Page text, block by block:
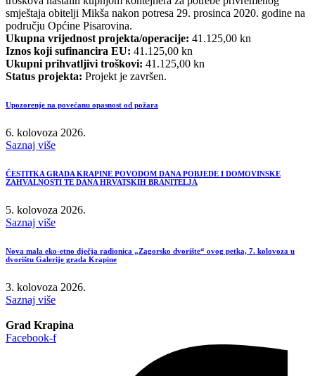
smještaja obitelji Mikša nakon potresa 29. prosinca 2020. godine na
području Općine Pisarovina.
Ukupna vrijednost projekta/operacije: 41.125,00 kn
Iznos koji sufinancira EU: 41.125,00 kn
Ukupni prihvatljivi troškovi: 41.125,00 kn
Status projekta: Projekt je završen.
Upozorenje na povećanu opasnost od požara
6. kolovoza 2026.
Saznaj više
ČESTITKA GRADA KRAPINE POVODOM DANA POBJEDE I DOMOVINSKE
ZAHVALNOSTI TE DANA HRVATSKIH BRANITELJA
5. kolovoza 2026.
Saznaj više
Nova mala eko-etno dječja radionica „Zagorsko dvorište“ ovog petka, 7. kolovoza u
dvorištu Galerije grada Krapine
3. kolovoza 2026.
Saznaj više
Grad Krapina
Facebook-f